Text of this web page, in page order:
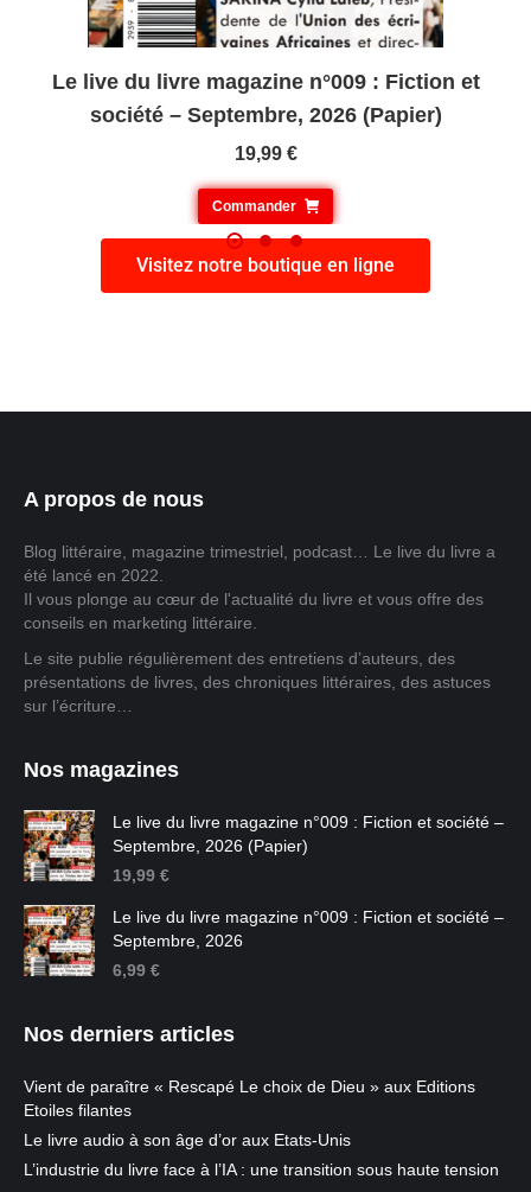
Le live du livre magazine n°009 : Fiction et
société – Septembre, 2026 (Papier)
19,99 €
Commander
Visitez notre boutique en ligne
A propos de nous
Blog littéraire, magazine trimestriel, podcast… Le live du livre a
été lancé en 2022.
Il vous plonge au cœur de l'actualité du livre et vous offre des
conseils en marketing littéraire.
Le site publie régulièrement des entretiens d’auteurs, des
présentations de livres, des chroniques littéraires, des astuces
sur l’écriture…
Nos magazines
Le live du livre magazine n°009 : Fiction et société –
Septembre, 2026 (Papier)
19,99 €
Le live du livre magazine n°009 : Fiction et société –
Septembre, 2026
6,99 €
Nos derniers articles
Vient de paraître « Rescapé Le choix de Dieu » aux Editions
Etoiles filantes
Le livre audio à son âge d’or aux Etats-Unis
L’industrie du livre face à l’IA : une transition sous haute tension